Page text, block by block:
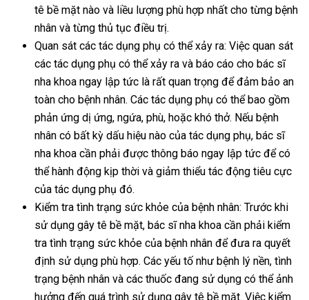
tê bề mặt nào và liều lượng phù hợp nhất cho từng bệnh
nhân và từng thủ tục điều trị.
Quan sát các tác dụng phụ có thể xảy ra: Việc quan sát
các tác dụng phụ có thể xảy ra và báo cáo cho bác sĩ
nha khoa ngay lập tức là rất quan trọng để đảm bảo an
toàn cho bệnh nhân. Các tác dụng phụ có thể bao gồm
phản ứng dị ứng, ngứa, phù, hoặc khó thở. Nếu bệnh
nhân có bất kỳ dấu hiệu nào của tác dụng phụ, bác sĩ
nha khoa cần phải được thông báo ngay lập tức để có
thể hành động kịp thời và giảm thiểu tác động tiêu cực
của tác dụng phụ đó.
Kiểm tra tình trạng sức khỏe của bệnh nhân: Trước khi
sử dụng gây tê bề mặt, bác sĩ nha khoa cần phải kiểm
tra tình trạng sức khỏe của bệnh nhân để đưa ra quyết
định sử dụng phù hợp. Các yếu tố như bệnh lý nền, tình
trạng bệnh nhân và các thuốc đang sử dụng có thể ảnh
hưởng đến quá trình sử dụng gây tê bề mặt. Việc kiểm